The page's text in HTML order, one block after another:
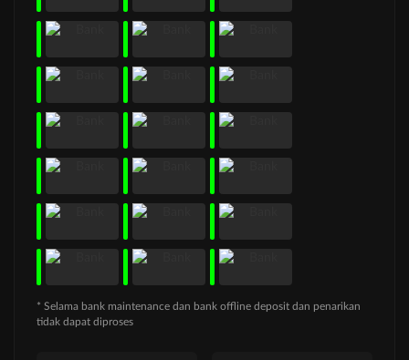
* Selama bank maintenance dan bank offline deposit dan penarikan
tidak dapat diproses